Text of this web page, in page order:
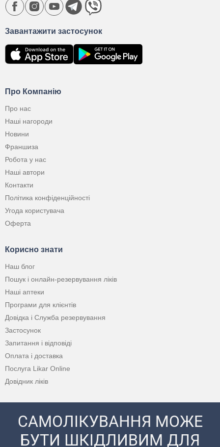
Про Компанію
Про нас
Наші нагороди
Новини
Франшиза
Робота у нас
Наші автори
Контакти
Політика конфіденційності
Угода користувача
Оферта
Корисно знати
Наш блог
Пошук і онлайн-резервування ліків
Наші аптеки
Програми для клієнтів
Довідка і Служба резервування
Застосунок
Запитання і відповіді
Оплата і доставка
Послуга Likar Online
Довідник ліків
Завантажити застосунок
САМОЛІКУВАННЯ МОЖЕ
БУТИ ШКІДЛИВИМ ДЛЯ